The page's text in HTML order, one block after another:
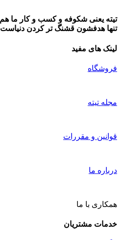
تیته یعنی شکوفه و کسب و کار ما
تنها هدفشون قشنگ تر کردن
لینک های مفید
فروشگاه
مجله تیته
قوانین و مقررات
درباره ما
همکاری با ما
خدمات مشتریان